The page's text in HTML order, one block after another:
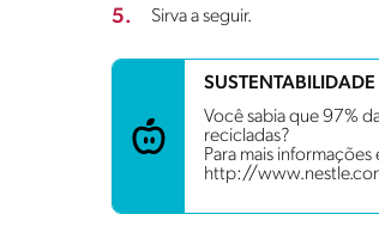
5. Sirva a seguir.
SUSTENTABILIDADE
Você sabia que 97%
recicladas?
Para mais
http://